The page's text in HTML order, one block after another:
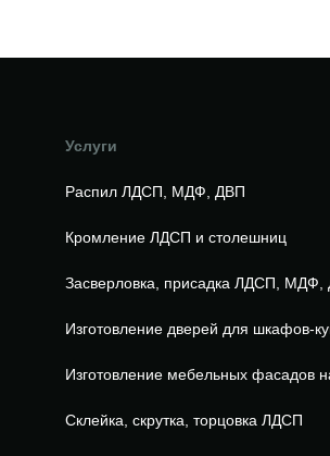
Услуги
Распил ЛДСП, МДФ, ДВП
Кромление ЛДСП и столешниц
Засверловка, присадка ЛДСП, МДФ,
Изготовление дверей для шкафов-
Изготовление мебельных фасадов
Склейка, скрутка, торцовка ЛДСП